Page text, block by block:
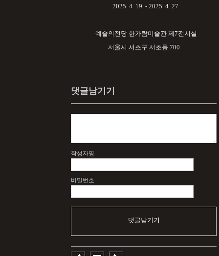
2025. 4. 19. - 2025. 4. 27.
예술의전당 한가람미술관 제7전시실
서울시 서초구 서초동 700
댓글남기기
작성자명
비밀번호
댓글남기기